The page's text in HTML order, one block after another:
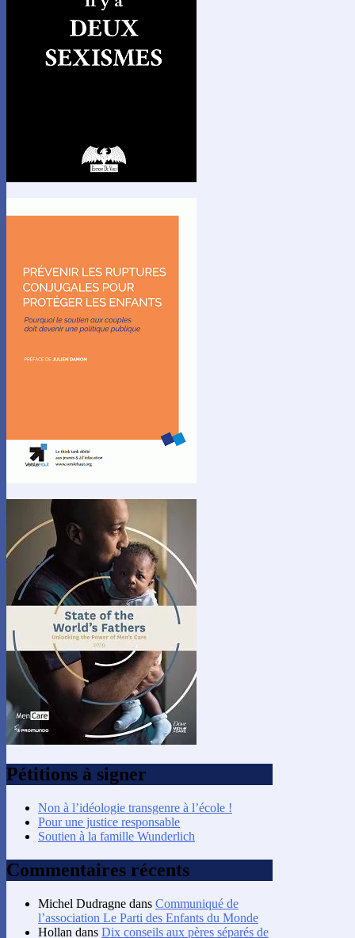
Pétitions à signer
Non à l’idéologie transgenre à l’école !
Pour une justice responsable
Soutien à la famille Wunderlich
Commentaires récents
Michel Dudragne dans Communiqué de
l’association Le Parti des Enfants du Monde
Hollan dans Dix conseils aux pères séparés de